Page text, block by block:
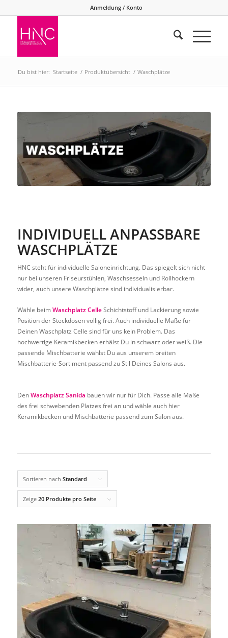
Anmeldung / Konto
Du bist hier: Startseite / Produktübersicht / Waschplätze
INDIVIDUELL ANPASSBARE
WASCHPLÄTZE
HNC steht für individuelle Saloneinrichtung. Das spiegelt sich nicht
nur bei unseren Friseurstühlen, Waschsesseln und Rollhockern
wider, auch unsere Waschplätze sind individualisierbar.
Wähle beimWaschplatz CelleSchichtstoff und Lackierung sowie
Position der Steckdosen völlig frei. Auch individuelle Maße für
Deinen Waschplatz Celle sind für uns kein Problem. Das
hochwertige Keramikbecken erhälst Du in schwarz oder weiß. Die
passende Mischbatterie wählst Du aus unserem breiten
Mischbatterie-Sortiment passend zu Stil Deines Salons aus.
DenWaschplatz Sanida bauen wir nur für Dich. Passe alle Maße
des frei schwebenden Platzes frei an und wähle auch hier
Keramikbecken und Mischbatterie passend zum Salon aus.
Sortieren nach Standard
Zeige 20 Produkte pro Seite